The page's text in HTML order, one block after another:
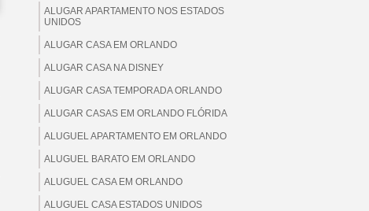
ALUGAR APARTAMENTO NOS ESTADOS
UNIDOS
ALUGAR CASA EM ORLANDO
ALUGAR CASA NA DISNEY
ALUGAR CASA TEMPORADA ORLANDO
ALUGAR CASAS EM ORLANDO FLÓRIDA
ALUGUEL APARTAMENTO EM ORLANDO
ALUGUEL BARATO EM ORLANDO
ALUGUEL CASA EM ORLANDO
ALUGUEL CASA ESTADOS UNIDOS